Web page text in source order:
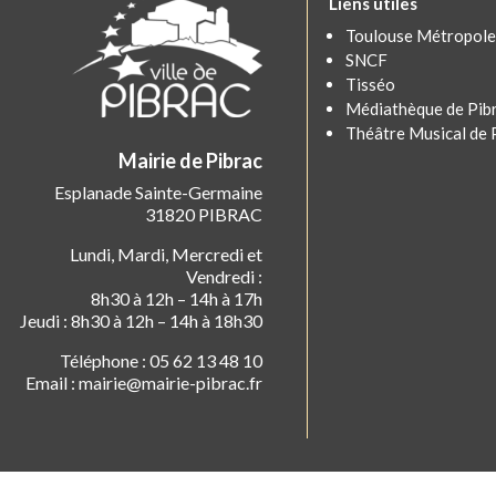
Mairie de Pibrac
Esplanade Sainte-Germaine
31820 PIBRAC
Lundi, Mardi, Mercredi et
Vendredi :
8h30 à 12h – 14h à 17h
Jeudi : 8h30 à 12h – 14h à 18h30
Téléphone : 05 62 13 48 10
Email : mairie@mairie-pibrac.fr
Toulouse Métropole
SNCF
Tisséo
Médiathèque de
Théâtre Musical de